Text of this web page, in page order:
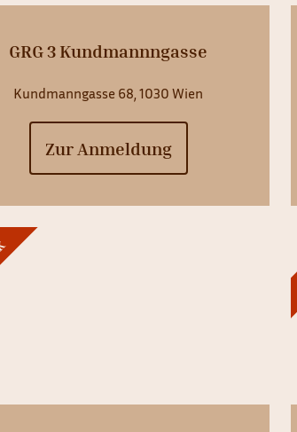
GRG 3 Kundmannngasse
Kundmanngasse 68, 1030 Wien
Zur Anmeldung